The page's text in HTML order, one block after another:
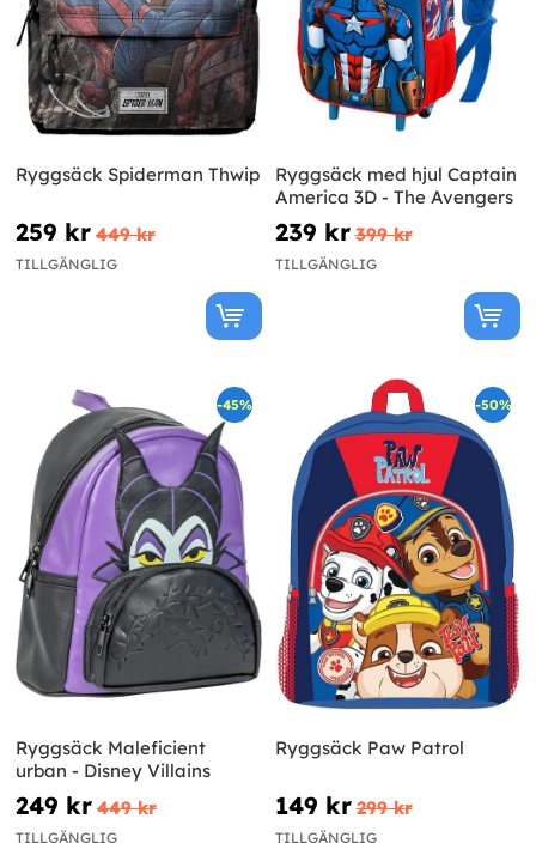
Ryggsäck Spiderman Thwip
259 kr 449 kr
TILLGÄNGLIG
Ryggsäck med hjul Captain
America 3D - The Avengers
239 kr 399 kr
TILLGÄNGLIG
-45%
Ryggsäck Maleficient
urban - Disney Villains
249 kr 449 kr
TILLGÄNGLIG
-50%
Ryggsäck Paw Patrol
149 kr 299 kr
TILLGÄNGLIG